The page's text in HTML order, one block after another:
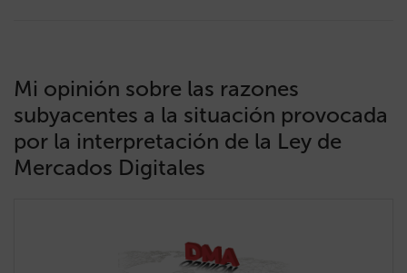
Mi opinión sobre las razones
subyacentes a la situación provocada
por la interpretación de la Ley de
Mercados Digitales